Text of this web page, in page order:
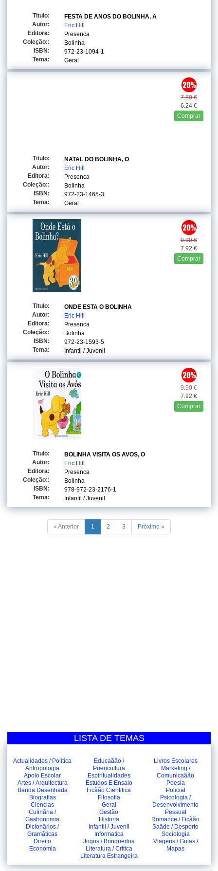
Titulo:
FESTA DE ANOS DO BOLINHA, A
Autor:
Eric Hill
Editora:
Presenca
Coleção::
Bolinha
ISBN:
972-23-1094-1
Tema:
Geral
7.80 €
6.24 €
Comprar
Titulo:
NATAL DO BOLINHA, O
Autor:
Eric Hill
Editora:
Presenca
Coleção::
Bolinha
ISBN:
972-23-1465-3
Tema:
Geral
9.90 €
7.92 €
Comprar
Titulo:
ONDE ESTA O BOLINHA
Autor:
Eric Hill
Editora:
Presenca
Coleção::
Bolinha
ISBN:
972-23-1593-5
Tema:
Infantil / Juvenil
9.90 €
7.92 €
Comprar
Titulo:
BOLINHA VISITA OS AVOS, O
Autor:
Eric Hill
Editora:
Presenca
Coleção::
Bolinha
ISBN:
978-972-23-2176-1
Tema:
Infantil / Juvenil
« Anterior 1 2 3 Próximo »
LISTA DE TEMAS
Actualidades / Politica
Antropologia
Apoio Escolar
Artes / Arquitectura
Banda Desenhada
Biografias
Ciencias
Culinãria /
Gastronomia
Dicionãrios /
Gramãticas
Direito
Economia
Educaãão /
Puericultura
Espiritualidades
Estudos E Ensaio
Ficãão Cientifica
Filosofia
Geral
Gestão
Historia
Infantil / Juvenil
Informatica
Jogos / Brinquedos
Literatura / Critica
Literatura Estrangeira
Livros Escolares
Marketing /
Comunicaãão
Poesia
Policial
Psicologia /
Desenvolvimento
Pessoal
Romance / Ficãão
Saãde / Desporto
Sociologia
Viagens / Guias /
Mapas